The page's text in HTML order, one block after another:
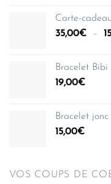
Carte-
35,00€ –
Bracelet
19,00€
Bracelet
15,00€
VOS COUPS DE